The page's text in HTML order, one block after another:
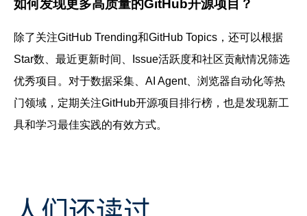
如何发现更多高质量的GitHub开源项目？
除了关注GitHub Trending和GitHub Topics，还可以根据
Star数、最近更新时间、Issue活跃度和社区贡献情况筛选
优秀项目。对于数据采集、AI Agent、浏览器自动化等热
门领域，定期关注GitHub开源项目排行榜，也是发现新工
具和学习最佳实践的有效方式。